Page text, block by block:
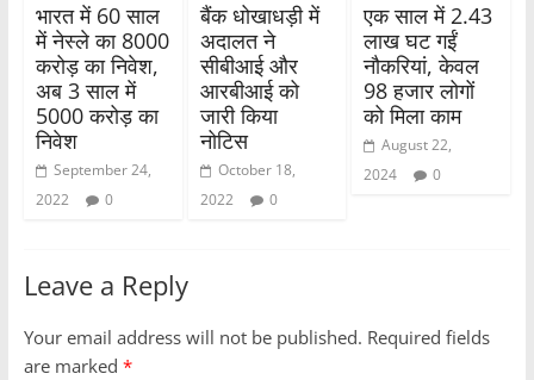
भारत में 60 साल
में नेस्ले का 8000
करोड़ का निवेश,
अब 3 साल में
5000 करोड़ का
निवेश
September 24,
2022
0
बैंक धोखाधड़ी में
अदालत ने
सीबीआई और
आरबीआई को
जारी किया
नोटिस
October 18,
2022
0
एक साल में 2.43
लाख घट गईं
नौकरियां, केवल
98 हजार लोगों
को मिला काम
August 22,
2024
0
Leave a Reply
Your email address will not be published. Required fields
are marked *